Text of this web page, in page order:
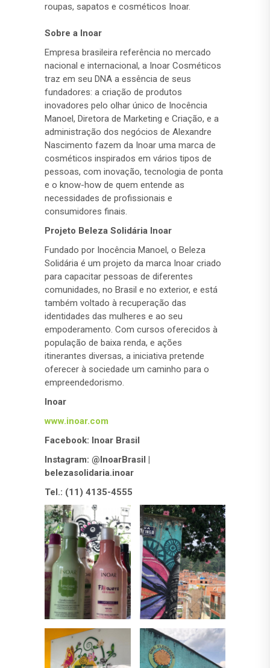
roupas, sapatos e cosméticos Inoar.
Sobre a Inoar
Empresa brasileira referência no mercado
nacional e internacional, a Inoar Cosméticos
traz em seu DNA a essência de seus
fundadores: a criação de produtos
inovadores pelo olhar único de Inocência
Manoel, Diretora de Marketing e Criação, e a
administração dos negócios de Alexandre
Nascimento fazem da Inoar uma marca de
cosméticos inspirados em vários tipos de
pessoas, com inovação, tecnologia de ponta
e o know-how de quem entende as
necessidades de profissionais e
consumidores finais.
Projeto Beleza Solidária Inoar
Fundado por Inocência Manoel, o Beleza
Solidária é um projeto da marca Inoar criado
para capacitar pessoas de diferentes
comunidades, no Brasil e no exterior, e está
também voltado à recuperação das
identidades das mulheres e ao seu
empoderamento. Com cursos oferecidos à
população de baixa renda, e ações
itinerantes diversas, a iniciativa pretende
oferecer à sociedade um caminho para o
empreendedorismo.
Inoar
www.inoar.com
Facebook: Inoar Brasil
Instagram: @InoarBrasil |
belezasolidaria.inoar
Tel.: (11) 4135-4555